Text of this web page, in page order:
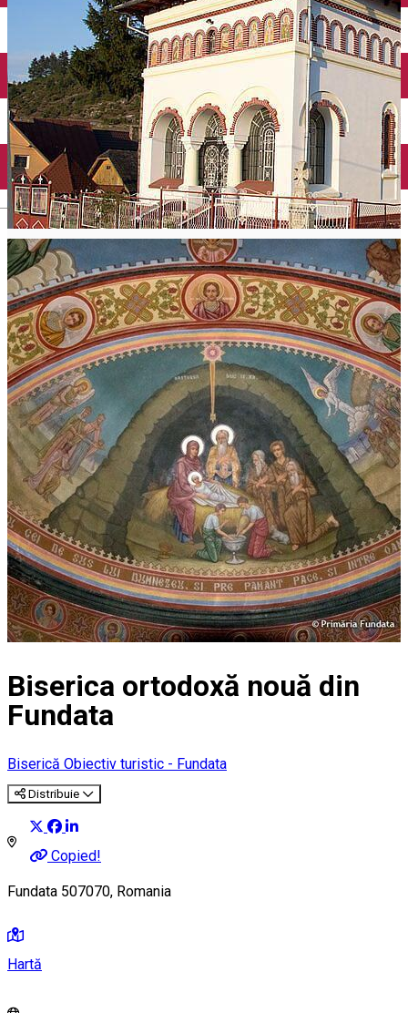
English
Biserica ortodoxă nouă din
Fundata
Biserică Obiectiv turistic - Fundata
Distribuie
Copied!
Fundata 507070, Romania
Hartă